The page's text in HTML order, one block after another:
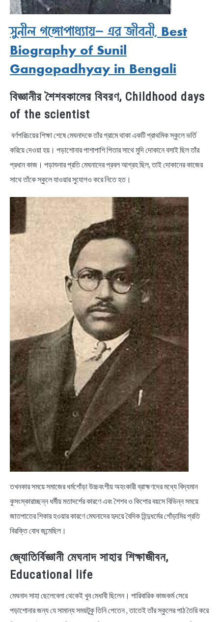
সুনীল গঙ্গোপাধ্যায়- এর জীবনী, Best
Biography of Sunil
Gangopadhyay in Bengali
বিজ্ঞানীর শৈশবকালের বিবরণ, Childhood days
of the scientist
বর্ণপরিচয়ের শিক্ষা শেষে মেঘনাদকে তাঁর গ্রামে থাকা একটি প্রাথমিক স্কুলে ভর্তি
করিয়ে দেওয়া হয়। পড়াশোনার পাশাপাশি পিতার সাথে মুদি দোকানে বসাই ছিল তাঁর
প্রধান কাজ। পড়াশুনার প্রতি মেঘনাদের প্রবল আগ্রহ ছিল, তাই দোকানের কাজের
সাথে তাঁকে স্কুলে যাওয়ার সুযােগও করে নিতে হত।
তখনকার সময়ে সমাজের ধর্মগোঁড়া উচ্চবংশীয় অহংকারী ব্রাহ্মণদের মধ্যে বিদ্যমান
কুসংস্কারাচ্ছন্ন ধর্মীয় মতাদর্শের কারণে এবং শৈশব ও কিশোর বয়সে বিভিন্ন সময়ে
জাতপাতের শিকার হওয়ার কারণে মেঘনাদের হৃদয়ে বৈদিক হিন্দুধর্মের গোঁড়ামির প্রতি
বিরক্তি বোধ জন্মেছিল।
জ্যোতির্বিজ্ঞানী মেঘনাদ সাহার শিক্ষাজীবন,
Educational life
মেঘনাদ সাহা ছেলেবেলা থেকেই খুব মেধাবী ছিলেন। পারিবারিক কাজকর্ম সেরে
পড়াশােনার জন্য যে সামান্য সময়টুকু তিনি পেতেন , তাতেই তাঁর স্কুলের পাঠ তৈরি করে